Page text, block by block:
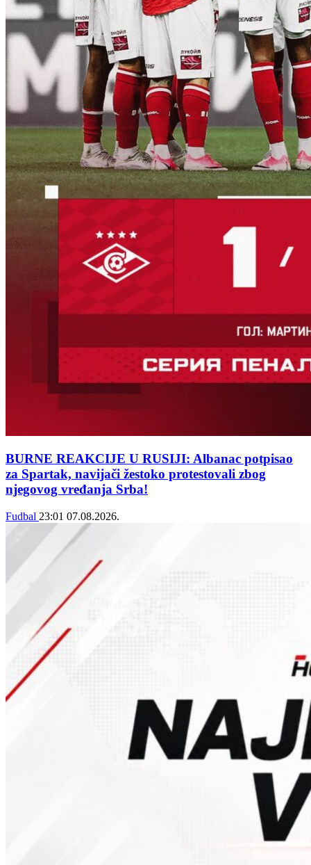
BURNE REAKCIJE U RUSIJI: Albanac potpisao
za Spartak, navijači žestoko protestovali zbog
njegovog vređanja Srba!
Fudbal 23:01 07.08.2026.